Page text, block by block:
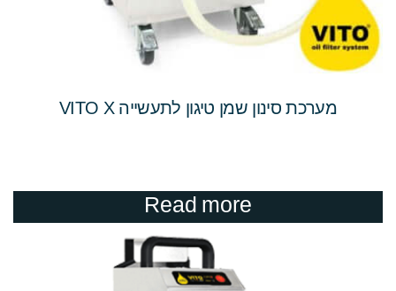
מערכת סינון שמן טיגון לתעשייה VITO X
Read more